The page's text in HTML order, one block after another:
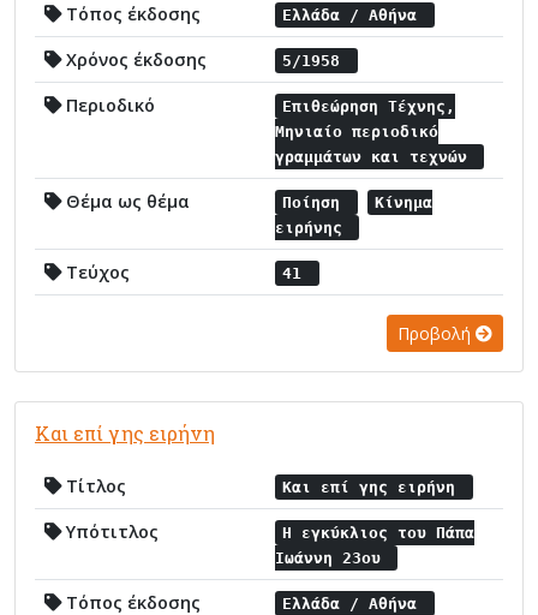
Τόπος έκδοσης Ελλάδα / Αθήνα
Χρόνος έκδοσης 5/1958
Περιοδικό
Επιθεώρηση Τέχνης,
Μηνιαίο περιοδικό
γραμμάτων και τεχνών
Θέμα ως θέμα Ποίηση
Κίνημα
ειρήνης
Τεύχος 41
Προβολή
Και επί γης ειρήνη
Τίτλος Και επί γης ειρήνη
Υπότιτλος
Η εγκύκλιος του Πάπα
Ιωάννη 23ου
Τόπος έκδοσης Ελλάδα / Αθήνα